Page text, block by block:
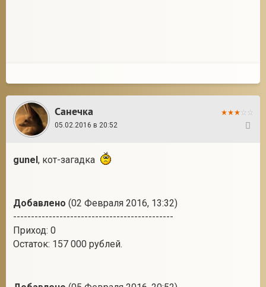
Санечка
05.02.2016 в 20:52
gunel, кот-загадка
Добавлено (02 Февраля 2016, 13:32)
---------------------------------------------
Приход: 0
Остаток: 157 000 рублей.